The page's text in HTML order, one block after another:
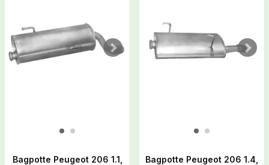
Bagpotte Peugeot 206 1.1,
Bagpotte Peugeot 206 1.4,